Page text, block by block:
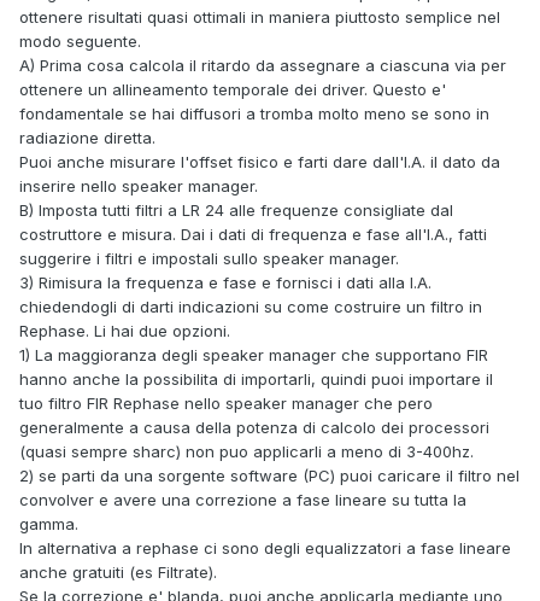
ottenere risultati quasi ottimali in maniera piuttosto semplice nel
modo seguente.
A) Prima cosa calcola il ritardo da assegnare a ciascuna via per
ottenere un allineamento temporale dei driver. Questo e'
fondamentale se hai diffusori a tromba molto meno se sono in
radiazione diretta.
Puoi anche misurare l'offset fisico e farti dare dall'I.A. il dato da
inserire nello speaker manager.
B) Imposta tutti filtri a LR 24 alle frequenze consigliate dal
costruttore e misura. Dai i dati di frequenza e fase all'I.A., fatti
suggerire i filtri e impostali sullo speaker manager.
3) Rimisura la frequenza e fase e fornisci i dati alla I.A.
chiedendogli di darti indicazioni su come costruire un filtro in
Rephase. Li hai due opzioni.
1) La maggioranza degli speaker manager che supportano FIR
hanno anche la possibilita di importarli, quindi puoi importare il
tuo filtro FIR Rephase nello speaker manager che pero
generalmente a causa della potenza di calcolo dei processori
(quasi sempre sharc) non puo applicarli a meno di 3-400hz.
2) se parti da una sorgente software (PC) puoi caricare il filtro nel
convolver e avere una correzione a fase lineare su tutta la
gamma.
In alternativa a rephase ci sono degli equalizzatori a fase lineare
anche gratuiti (es Filtrate).
Se la correzione e' blanda, puoi anche applicarla mediante uno